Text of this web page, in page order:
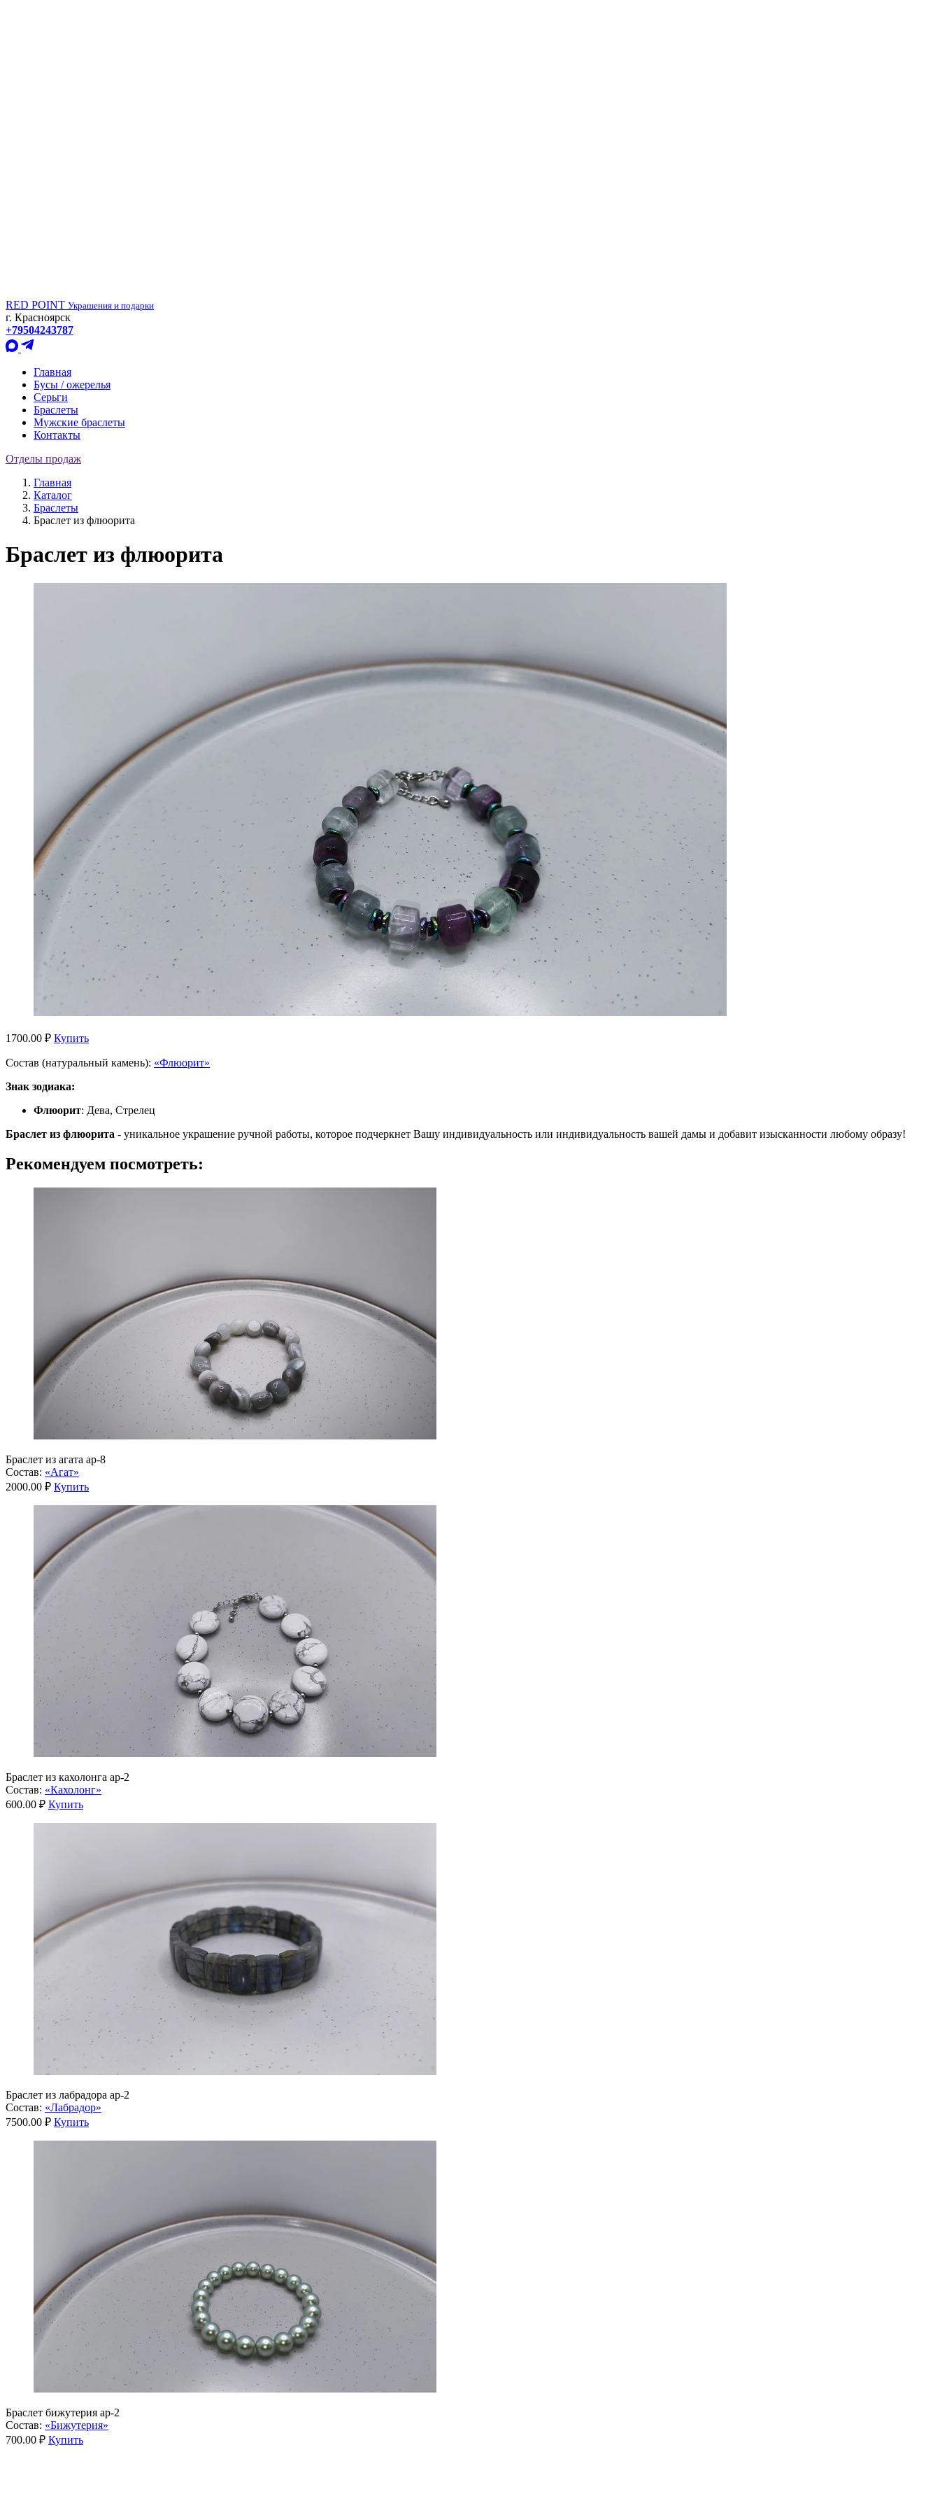
RED POINT Украшения и подарки
г. Красноярск
+79504243787
Главная
Бусы / ожерелья
Серьги
Браслеты
Мужские браслеты
Контакты
Отделы продаж
Главная
Каталог
Браслеты
Браслет из флюорита
Браслет из флюорита
1700.00 ₽ Купить
Состав (натуральный камень): «Флюорит»
Знак зодиака:
Флюорит: Дева, Стрелец
Браслет из флюорита - уникальное украшение ручной работы, которое подчеркнет Вашу индивидуальность или индивидуальность вашей дамы и добавит изысканности любому образу!
Рекомендуем посмотреть:
Браслет из агата ар-8
Состав: «Агат»
2000.00 ₽ Купить
Браслет из кахолонга ар-2
Состав: «Кахолонг»
600.00 ₽ Купить
Браслет из лабрадора ар-2
Состав: «Лабрадор»
7500.00 ₽ Купить
Браслет бижутерия ар-2
Состав: «Бижутерия»
700.00 ₽ Купить